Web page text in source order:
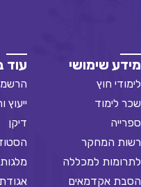
מידע שימושי
לימודי חוץ
שכר לימוד
ספרייה
רשות המחקר
לתרומות למכללה
הסבת אקדמאים
עוד
דיקן
מלגות
אגודת